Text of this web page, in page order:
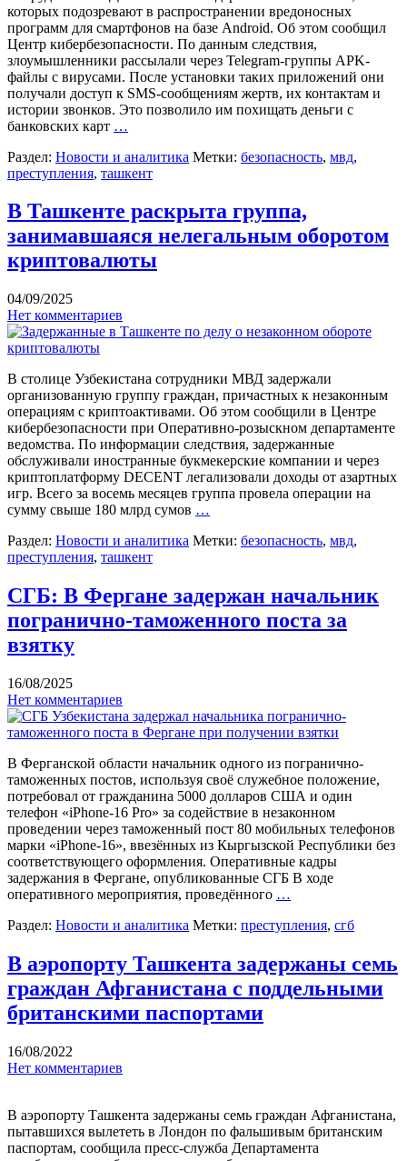
которых подозревают в распространении вредоносных
программ для смартфонов на базе Android. Об этом сообщил
Центр кибербезопасности. По данным следствия,
злоумышленники рассылали через Telegram-группы APK-
файлы с вирусами. После установки таких приложений они
получали доступ к SMS-сообщениям жертв, их контактам и
истории звонков. Это позволило им похищать деньги с
банковских карт …
Раздел: Новости и аналитика Метки: безопасность, мвд,
преступления, ташкент
В Ташкенте раскрыта группа,
занимавшаяся нелегальным оборотом
криптовалюты
04/09/2025
Нет комментариев
В столице Узбекистана сотрудники МВД задержали
организованную группу граждан, причастных к незаконным
операциям с криптоактивами. Об этом сообщили в Центре
кибербезопасности при Оперативно-розыскном департаменте
ведомства. По информации следствия, задержанные
обслуживали иностранные букмекерские компании и через
криптоплатформу DECENT легализовали доходы от азартных
игр. Всего за восемь месяцев группа провела операции на
сумму свыше 180 млрд сумов …
Раздел: Новости и аналитика Метки: безопасность, мвд,
преступления, ташкент
СГБ: В Фергане задержан начальник
погранично-таможенного поста за
взятку
16/08/2025
Нет комментариев
В Ферганской области начальник одного из погранично-
таможенных постов, используя своё служебное положение,
потребовал от гражданина 5000 долларов США и один
телефон «iPhone-16 Pro» за содействие в незаконном
проведении через таможенный пост 80 мобильных телефонов
марки «iPhone-16», ввезённых из Кыргызской Республики без
соответствующего оформления. Оперативные кадры
задержания в Фергане, опубликованные СГБ В ходе
оперативного мероприятия, проведённого …
Раздел: Новости и аналитика Метки: преступления, сгб
В аэропорту Ташкента задержаны семь
граждан Афганистана с поддельными
британскими паспортами
16/08/2022
Нет комментариев
В аэропорту Ташкента задержаны семь граждан Афганистана,
пытавшихся вылететь в Лондон по фальшивым британским
паспортам, сообщила пресс-служба Департамента